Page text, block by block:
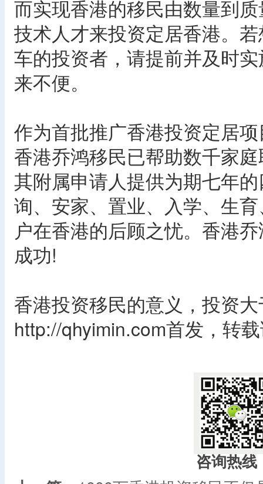
而实现香港的移民由数量到
技术人才来投资定居香港。
车的投资者，请提前并及时
来不便。
作为首批推广香港投资定居
香港乔鸿移民已帮助数千家
其附属申请人提供为期七年
询、安家、置业、入学、生
户在香港的后顾之忧。香港
成功!
香港投资移民的意义，投资
http://qhyimin.com首发，转
咨询热线